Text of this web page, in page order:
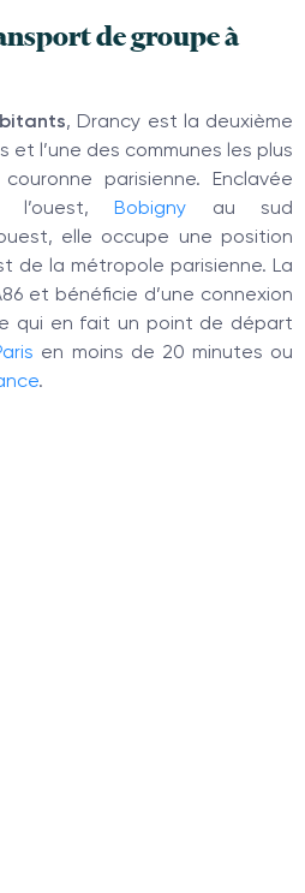
de groupe à
, Drancy est la deuxième
et l’une des communes les plus
parisienne. Enclavée
Bobigny au sud
elle occupe une position
de la métropole parisienne. La
et bénéficie d’une connexion
qui en fait un point de départ
en moins de 20 minutes ou
.